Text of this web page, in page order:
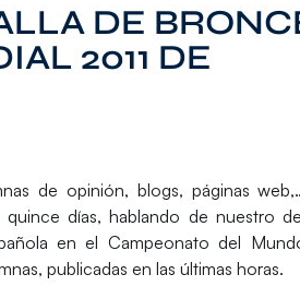
DE
2011 DE
de opinión, blogs, páginas
días, hablando de nuestro
en el Campeonato del
publicadas en las últimas horas.